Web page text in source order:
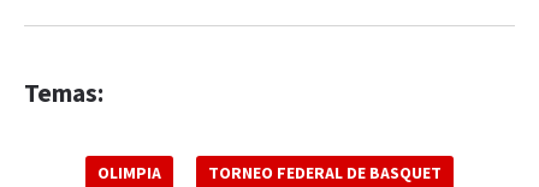
Temas:
OLIMPIA TORNEO FEDERAL DE BASQUET